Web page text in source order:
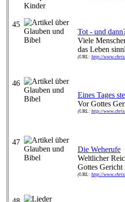
45
Tot - und
Viele
das Leben
(URL: http://
46
Eines Tages
Vor Gottes
(URL: http://
47
Die Weherufe
Weltlicher
Gottes Gericht
(URL: http://